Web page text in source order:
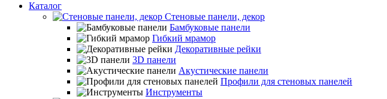
Каталог
Стеновые панели, декор
Бамбуковые панели
Гибкий мрамор
Декоративные рейки
3D панели
Акустические панели
Профили для стеновых панелей
Инструменты